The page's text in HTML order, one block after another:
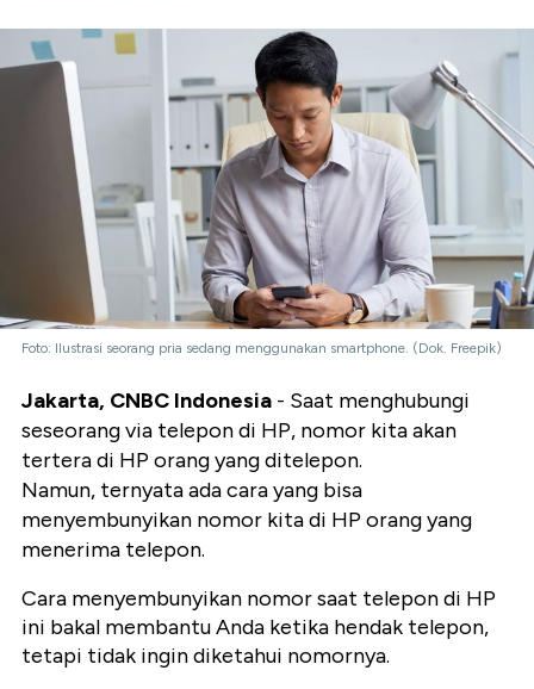
Foto: Ilustrasi seorang pria sedang menggunakan smartphone. (Dok. Freepik)
Jakarta, CNBC Indonesia - Saat menghubungi
seseorang via telepon di HP, nomor kita akan
tertera di HP orang yang ditelepon.
Namun, ternyata ada cara yang bisa
menyembunyikan nomor kita di HP orang yang
menerima telepon.
Cara menyembunyikan nomor saat telepon di HP
ini bakal membantu Anda ketika hendak telepon,
tetapi tidak ingin diketahui nomornya.